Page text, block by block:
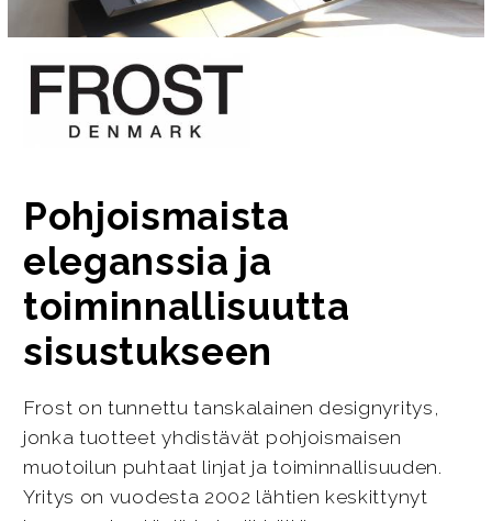
Pohjoismaista
eleganssia ja
toiminnallisuutta
sisustukseen
Frost on tunnettu tanskalainen designyritys,
jonka tuotteet yhdistävät pohjoismaisen
muotoilun puhtaat linjat ja toiminnallisuuden.
Yritys on vuodesta 2002 lähtien keskittynyt